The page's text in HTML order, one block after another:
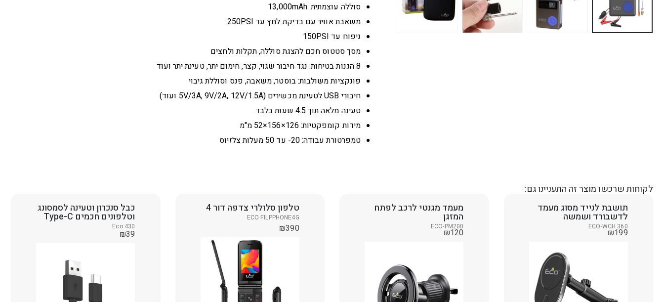
סוללה עוצמתית: 13,000mAh
משאבת אוויר עם בדיקת לחץ עד 250PSI
ניפוח עד 150PSI
מסך סטטוס חכם להצגת סוללה, תקלות ולחצים
8 הגנות בטיחות: נגד חיבור שגוי, קצר, חימום יתר, טעינת יתר ועוד
פונקציות משולבות: בוסטר, משאבה, פנס וסוללת גיבוי
חיבורי USB לטעינת מכשירים (5V/3A, 9V/2A, 12V/1.5A ועוד)
טעינה מלאה תוך 4.5 שעות בלבד
מידות קומפקטיות: 126×156×52 מ"מ
טמפרטורת עבודה: ‎20- עד 50 מעלות צלזיוס
לקוחות שרכשו מוצר זה התעניינו גם:
תושבת לנייד מסוג מעמד
לדשבורד ושמשה
ECO-WCH 360
₪199
מעמד מגנטי לרכב לפתח
המזגן
ECO-PM200
₪120
טלפון סלולרי צדפה דור 4
ECO FILPPHONE4G
₪390
כבל סנכרון וטעינה לסמסונג
וטלפונים חכמים Type-C
Eco 430
₪39